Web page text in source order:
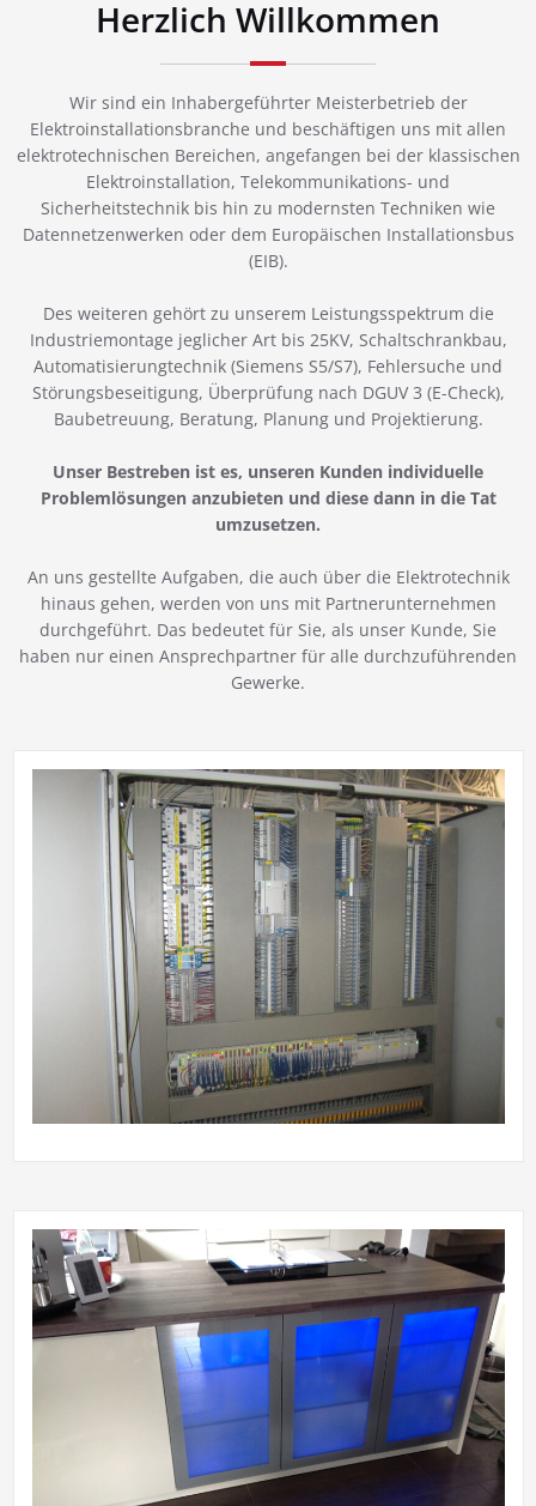
Herzlich Willkommen
Wir sind ein Inhabergeführter Meisterbetrieb der
Elektroinstallationsbranche und beschäftigen uns mit allen
elektrotechnischen Bereichen, angefangen bei der klassischen
Elektroinstallation, Telekommunikations- und
Sicherheitstechnik bis hin zu modernsten Techniken wie
Datennetzenwerken oder dem Europäischen Installationsbus
(EIB).
Des weiteren gehört zu unserem Leistungsspektrum die
Industriemontage jeglicher Art bis 25KV, Schaltschrankbau,
Automatisierungtechnik (Siemens S5/S7), Fehlersuche und
Störungsbeseitigung, Überprüfung nach DGUV 3 (E-Check),
Baubetreuung, Beratung, Planung und Projektierung.
Unser Bestreben ist es, unseren Kunden individuelle
Problemlösungen anzubieten und diese dann in die Tat
umzusetzen.
An uns gestellte Aufgaben, die auch über die Elektrotechnik
hinaus gehen, werden von uns mit Partnerunternehmen
durchgeführt. Das bedeutet für Sie, als unser Kunde, Sie
haben nur einen Ansprechpartner für alle durchzuführenden
Gewerke.